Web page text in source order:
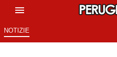
NOTIZIE